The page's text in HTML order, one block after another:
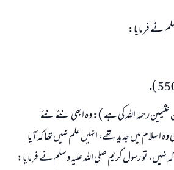
نے فرمايا:
عثيمين رحمہ اللہ كى ہے ): وہ ابھى نئے نئے
اسلام ميں جديد تھے، انہيں علم نہيں تھا كہ آيا
نہيں، تو رسول كريم صلى اللہ عليہ وسلم نے فرمايا: